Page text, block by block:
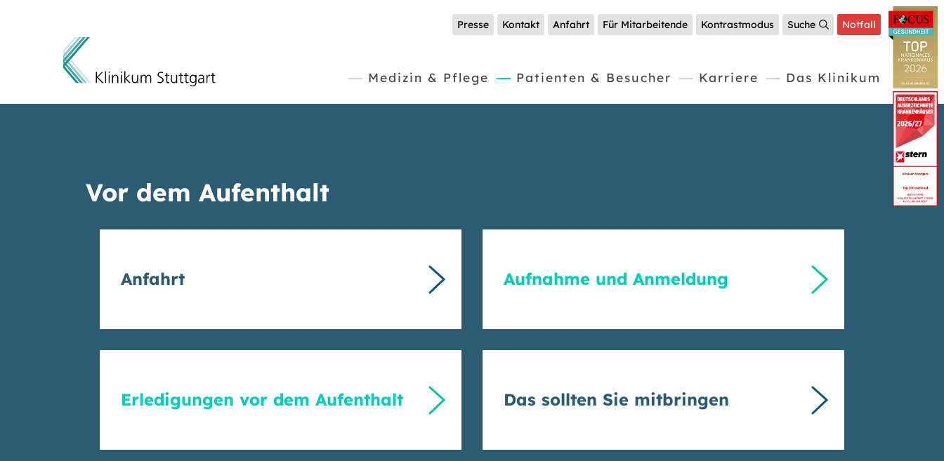
Presse Kontakt Anfahrt Für Mitarbeitende Kontrastmodus Suche Notfall
Medizin & Pflege Patienten & Besucher
(current) Karriere Das Klinikum
Vor dem Aufenthalt
Anfahrt Aufnahme und Anmeldung
Erledigungen vor dem Aufenthalt Das sollten Sie mitbringen